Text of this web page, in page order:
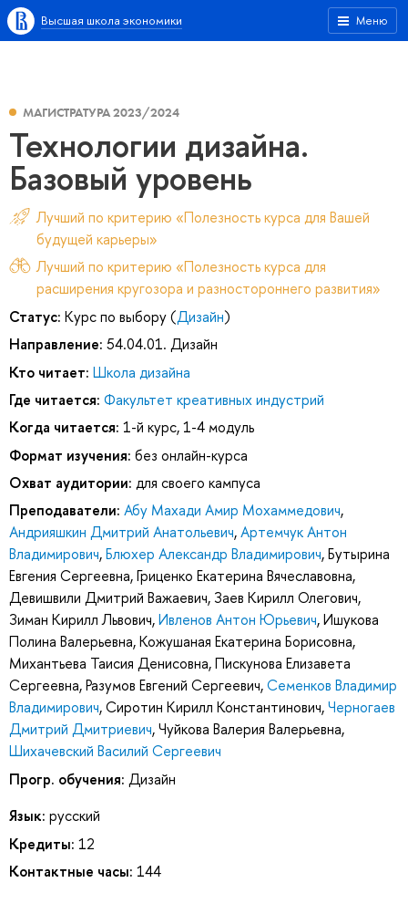
Меню
Высшая школа экономики
МАГИСТРАТУРА 2023/2024
Технологии дизайна.
Базовый уровень
Лучший по критерию «Полезность курса для Вашей
будущей карьеры»
Лучший по критерию «Полезность курса для
расширения кругозора и разностороннего развития»
Статус: Курс по выбору (Дизайн)
Направление: 54.04.01. Дизайн
Кто читает: Школа дизайна
Где читается: Факультет креативных индустрий
Когда читается: 1-й курс, 1-4 модуль
Формат изучения: без онлайн-курса
Охват аудитории: для своего кампуса
Преподаватели: Абу Махади Амир Мохаммедович,
Андрияшкин Дмитрий Анатольевич,Артемчук Антон
Владимирович,Блюхер Александр Владимирович,Бутырина
Евгения Сергеевна,Гриценко Екатерина Вячеславовна,
Девишвили Дмитрий Важаевич, Заев Кирилл Олегович,
Зиман Кирилл Львович,Ивленов Антон Юрьевич,Ишукова
Полина Валерьевна,Кожушаная Екатерина Борисовна,
Михантьева Таисия Денисовна,Пискунова Елизавета
Сергеевна,Разумов Евгений Сергеевич,Семенков Владимир
Владимирович,Сиротин Кирилл Константинович,Черногаев
Дмитрий Дмитриевич,Чуйкова Валерия Валерьевна,
Шихачевский Василий Сергеевич
Прогр. обучения: Дизайн
Язык: русский
Кредиты: 12
Контактные часы: 144